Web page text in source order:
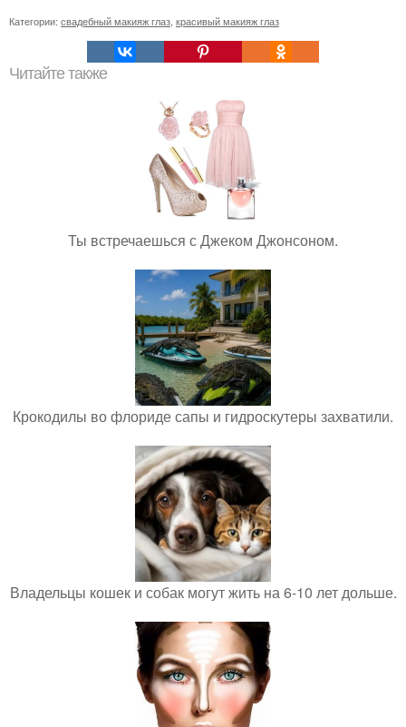
Категории: свадебный макияж глаз красивый макияж глаз
Читайте также
Ты встречаешься с Джеком Джонсоном.
Крокодилы во флориде сапы и гидроскутеры захватили.
Владельцы кошек и собак могут жить на 6-10 лет дольше.